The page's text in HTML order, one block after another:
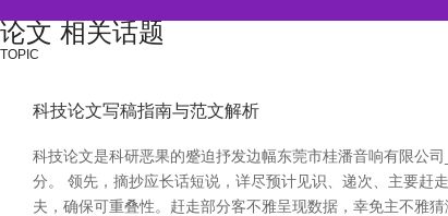
论文 相关话题
TOPIC
科技论文写稿指南与范文解析
科技论文是科研恶果的蹙迫抒发边幅东莞市桂潘音响有限公
分。 领先，摘抄应长话短说，详尽预计见识、递次、主要赶
夫，确保可重叠性。赶走部分客不雅呈现数据，幸免主不雅